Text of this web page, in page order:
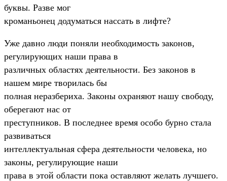
буквы. Разве мог
кроманьонец додуматься нассать в лифте?
Уже давно люди поняли необходимость законов,
регулирующих наши права в
различных областях деятельности. Без законов в
нашем мире творилась бы
полная неразбериха. Законы охраняют нашу свободу,
оберегают нас от
преступников. В последнее время особо бурно стала
развиваться
интеллектуальная сфера деятельности человека, но
законы, регулирующие наши
права в этой области пока оставляют желать лучшего.